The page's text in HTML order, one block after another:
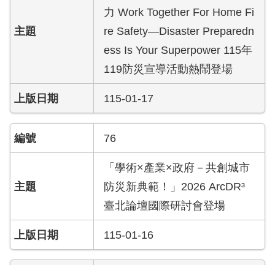
English
常
見
答
系
統
力 Work Together For Home Fi
re Safety—Disaster Preparedn
ess Is Your Superpower 115年
119防災宣導活動熱鬧登場
115-01-17
76
「學術×產業×政府－共創城市
防災新典範！」2026 ArcDR³
臺北論壇國際研討會登場
115-01-16